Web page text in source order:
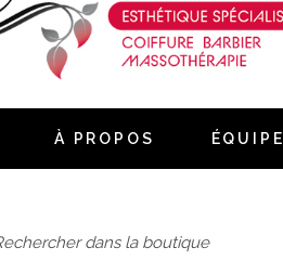
À PROPOS ÉQUIPE
Accueil
Services
À propos
Contact